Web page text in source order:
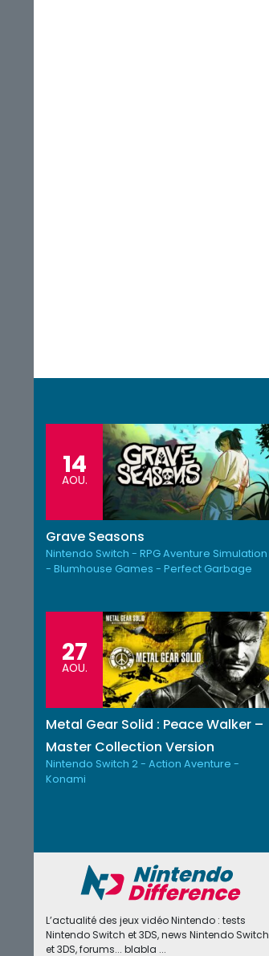
14
AOU.
Grave Seasons
Nintendo Switch - RPG Aventure Simulation
- Blumhouse Games - Perfect Garbage
27
AOU.
Metal Gear Solid : Peace Walker –
Master Collection Version
Nintendo Switch 2 - Action Aventure -
Konami
L’actualité des jeux vidéo Nintendo : tests
Nintendo Switch et 3DS, news Nintendo Switch
et 3DS, forums... blabla ...